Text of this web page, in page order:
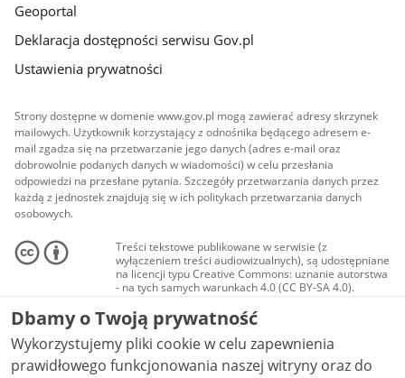
Geoportal
Deklaracja dostępności serwisu Gov.pl
Ustawienia prywatności
Strony dostępne w domenie www.gov.pl mogą zawierać adresy skrzynek
mailowych. Użytkownik korzystający z odnośnika będącego adresem e-
mail zgadza się na przetwarzanie jego danych (adres e-mail oraz
dobrowolnie podanych danych w wiadomości) w celu przesłania
odpowiedzi na przesłane pytania. Szczegóły przetwarzania danych przez
każdą z jednostek znajdują się w ich politykach przetwarzania danych
osobowych.
Treści tekstowe publikowane w serwisie (z
wyłączeniem treści audiowizualnych), są udostępniane
na licencji typu Creative Commons: uznanie autorstwa
- na tych samych warunkach 4.0 (CC BY-SA 4.0).
Materiały audiowizualne, w tym zdjęcia, materiały
audio i wideo, są udostępniane na licencji typu
Creative Commons: uznanie autorstwa użycie
niekomercyjne - bez utworów zależnych 4.0 (CC BY-
NC-ND 4.0), o ile nie jest to stwierdzone inaczej.
Dbamy o Twoją prywatność
Wykorzystujemy pliki cookie w celu zapewnienia
prawidłowego funkcjonowania naszej witryny oraz do